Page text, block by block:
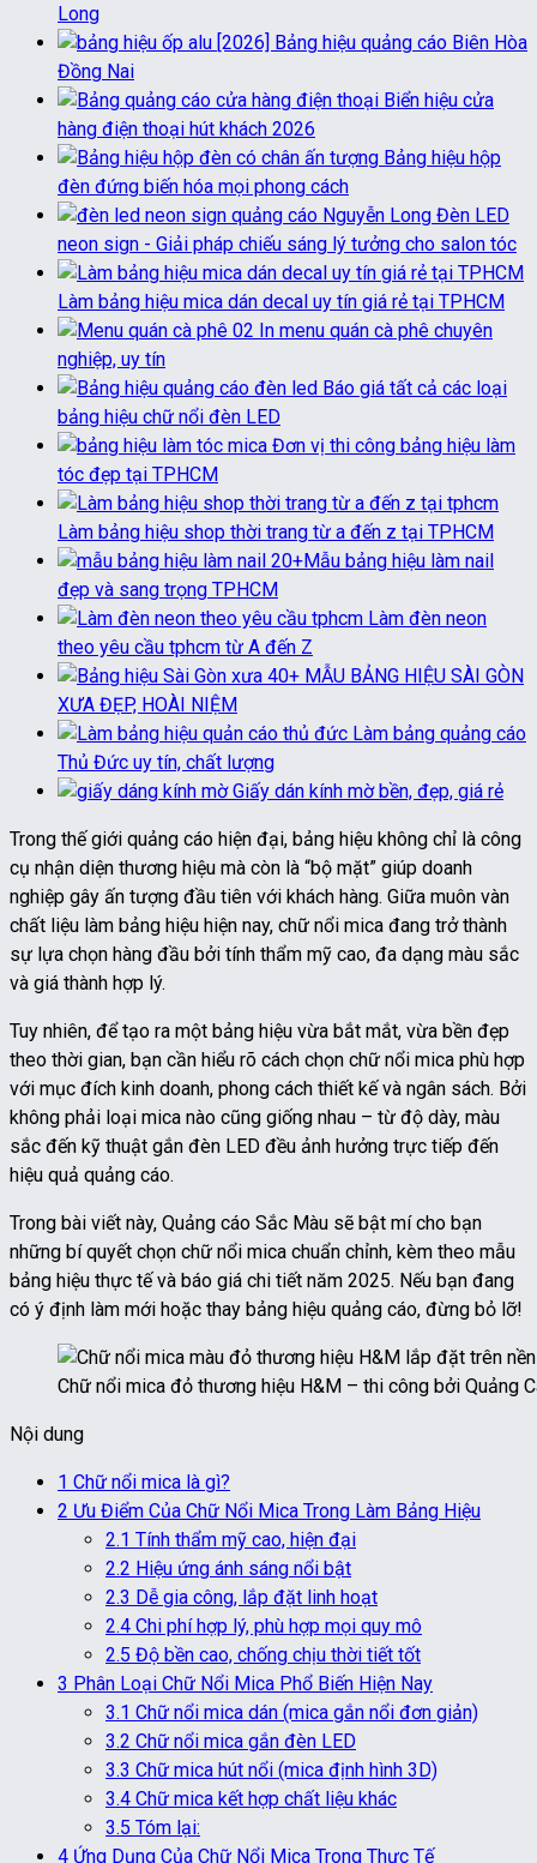
Long
[2026] Bảng hiệu quảng cáo Biên Hòa
Đồng Nai
Biển hiệu cửa
hàng điện thoại hút khách 2026
Bảng hiệu hộp
đèn đứng biến hóa mọi phong cách
Đèn LED
neon sign - Giải pháp chiếu sáng lý tưởng cho salon tóc
Làm bảng hiệu mica dán decal uy tín giá rẻ tại TPHCM
In menu quán cà phê chuyên
nghiệp, uy tín
Báo giá tất cả các loại
bảng hiệu chữ nổi đèn LED
Đơn vị thi công bảng hiệu làm
tóc đẹp tại TPHCM
Làm bảng hiệu shop thời trang từ a đến z tại TPHCM
20+Mẫu bảng hiệu làm nail
đẹp và sang trọng TPHCM
Làm đèn neon
theo yêu cầu tphcm từ A đến Z
40+ MẪU BẢNG HIỆU SÀI GÒN
XƯA ĐẸP, HOÀI NIỆM
Làm bảng quảng cáo
Thủ Đức uy tín, chất lượng
Giấy dán kính mờ bền, đẹp, giá rẻ
Trong thế giới quảng cáo hiện đại, bảng hiệu không chỉ là công
cụ nhận diện thương hiệu mà còn là “bộ mặt” giúp doanh
nghiệp gây ấn tượng đầu tiên với khách hàng. Giữa muôn vàn
chất liệu làm bảng hiệu hiện nay, chữ nổi mica đang trở thành
sự lựa chọn hàng đầu bởi tính thẩm mỹ cao, đa dạng màu sắc
và giá thành hợp lý.
Tuy nhiên, để tạo ra một bảng hiệu vừa bắt mắt, vừa bền đẹp
theo thời gian, bạn cần hiểu rõ cách chọn chữ nổi mica phù hợp
với mục đích kinh doanh, phong cách thiết kế và ngân sách. Bởi
không phải loại mica nào cũng giống nhau – từ độ dày, màu
sắc đến kỹ thuật gắn đèn LED đều ảnh hưởng trực tiếp đến
hiệu quả quảng cáo.
Trong bài viết này, Quảng cáo Sắc Màu sẽ bật mí cho bạn
những bí quyết chọn chữ nổi mica chuẩn chỉnh, kèm theo mẫu
bảng hiệu thực tế và báo giá chi tiết năm 2025. Nếu bạn đang
có ý định làm mới hoặc thay bảng hiệu quảng cáo, đừng bỏ lỡ!
Chữ nổi mica đỏ thương hiệu H&M – thi công bởi Quảng
Nội dung
1 Chữ nổi mica là gì?
2 Ưu Điểm Của Chữ Nổi Mica Trong Làm Bảng Hiệu
2.1 Tính thẩm mỹ cao, hiện đại
2.2 Hiệu ứng ánh sáng nổi bật
2.3 Dễ gia công, lắp đặt linh hoạt
2.4 Chi phí hợp lý, phù hợp mọi quy mô
2.5 Độ bền cao, chống chịu thời tiết tốt
3 Phân Loại Chữ Nổi Mica Phổ Biến Hiện Nay
3.1 Chữ nổi mica dán (mica gắn nổi đơn giản)
3.2 Chữ nổi mica gắn đèn LED
3.3 Chữ mica hút nổi (mica định hình 3D)
3.4 Chữ mica kết hợp chất liệu khác
3.5 Tóm lại:
4 Ứng Dụng Của Chữ Nổi Mica Trong Thực Tế